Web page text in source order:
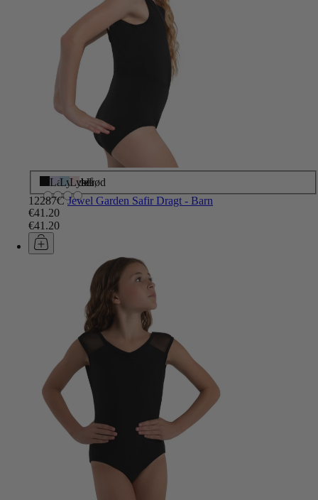
Sort
Lavendel
Lyseblå
Lyserød
12287C Jewel Garden Safir Dragt - Barn
€41.20
€41.20